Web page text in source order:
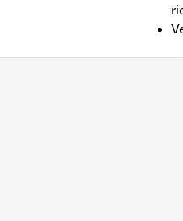
repose-pieds passager et